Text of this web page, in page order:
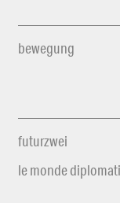
bewegung
futurzwei
le monde